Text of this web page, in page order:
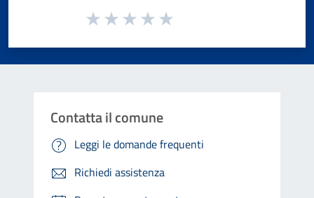
Valuta da 1 a 5 stelle la pagina
Contatta il comune
Leggi le domande frequenti
Richiedi assistenza